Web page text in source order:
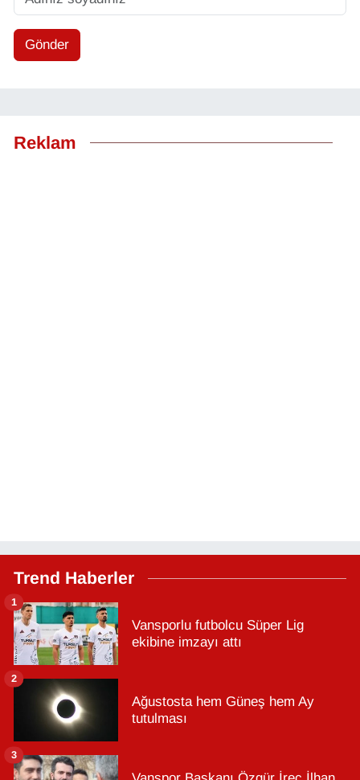
Gönder
Reklam
Trend Haberler
Vansporlu futbolcu Süper Lig
ekibine imzayı attı
1
Ağustosta hem Güneş hem Ay
tutulması
2
3